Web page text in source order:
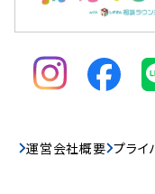
運営会社概要 プライ